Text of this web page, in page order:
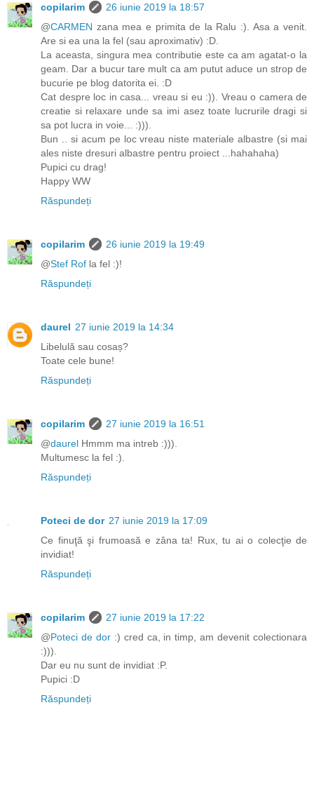
copilarim
26 iunie 2019 la 18:57
@CARMEN zana mea e primita de la Ralu :). Asa a venit.
Are si ea una la fel (sau aproximativ) :D.
La aceasta, singura mea contributie este ca am agatat-o la
geam. Dar a bucur tare mult ca am putut aduce un strop de
bucurie pe blog datorita ei. :D
Cat despre loc in casa... vreau si eu :)). Vreau o camera de
creatie si relaxare unde sa imi asez toate lucrurile dragi si
sa pot lucra in voie... :))).
Bun .. si acum pe loc vreau niste materiale albastre (si mai
ales niste dresuri albastre pentru proiect ...hahahaha)
Pupici cu drag!
Happy WW
Răspundeți
copilarim
26 iunie 2019 la 19:49
@Stef Rof la fel :)!
Răspundeți
daurel 27 iunie 2019 la 14:34
Libelulă sau cosaș?
Toate cele bune!
Răspundeți
copilarim
27 iunie 2019 la 16:51
@daurel Hmmm ma intreb :))).
Multumesc la fel :).
Răspundeți
Poteci de dor 27 iunie 2019 la 17:09
Ce finuţă şi frumoasă e zâna ta! Rux, tu ai o colecţie de
invidiat!
Răspundeți
copilarim
27 iunie 2019 la 17:22
@Poteci de dor:) cred ca, in timp, am devenit colectionara
:))).
Dar eu nu sunt de invidiat :P.
Pupici :D
Răspundeți